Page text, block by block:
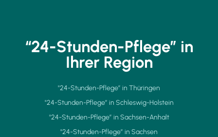
“24-Stunden-Pflege” in
Ihrer Region
"24-Stunden-Pflege” in Thüringen
"24-Stunden-Pflege” in Schleswig-Holstein
"24-Stunden-Pflege” in Sachsen-Anhalt
"24-Stunden-Pflege” in Sachsen